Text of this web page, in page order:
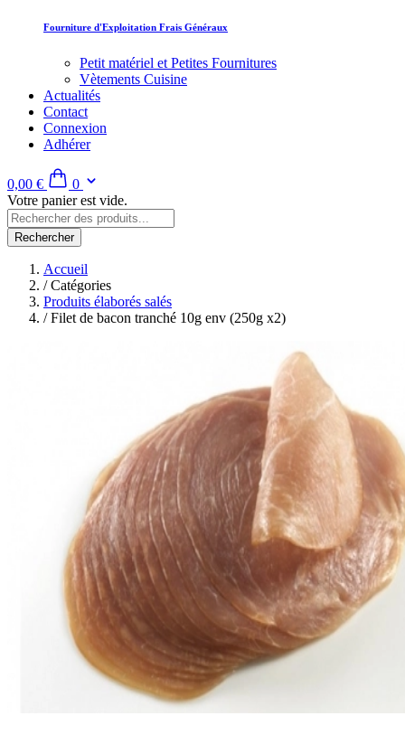
Fourniture d'Exploitation Frais Généraux
Petit matériel et Petites Fournitures
Vètements Cuisine
Actualités
Contact
Connexion
Adhérer
0,00 €
0
Votre panier est vide.
Rechercher
Accueil
/Catégories
Produits élaborés salés
/Filet de bacon tranché 10g env (250g x2)